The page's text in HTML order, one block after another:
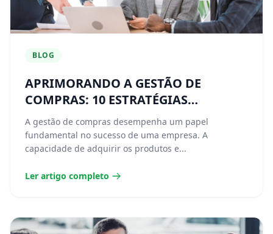
BLOG
APRIMORANDO A GESTÃO DE
COMPRAS: 10 ESTRATÉGIAS
ESSENCIAIS PARA IMPULSIONAR SUA
EMPRESA
A gestão de compras desempenha um papel
fundamental no sucesso de uma empresa. A
capacidade de adquirir os produtos e...
Ler artigo completo